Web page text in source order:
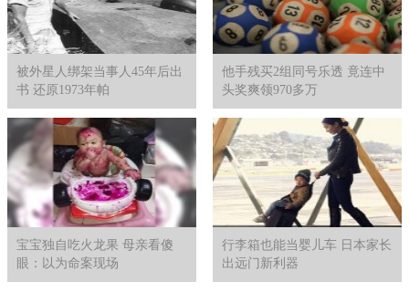
被外星人绑架当事人45年后出
书 还原1973年帕
他手残买2组同号乐透 竟连中
头奖爽领970多万
宝宝独自吃火龙果 母亲看傻
眼：以为命案现场
行李箱也能当婴儿车 日本家长
出远门新利器